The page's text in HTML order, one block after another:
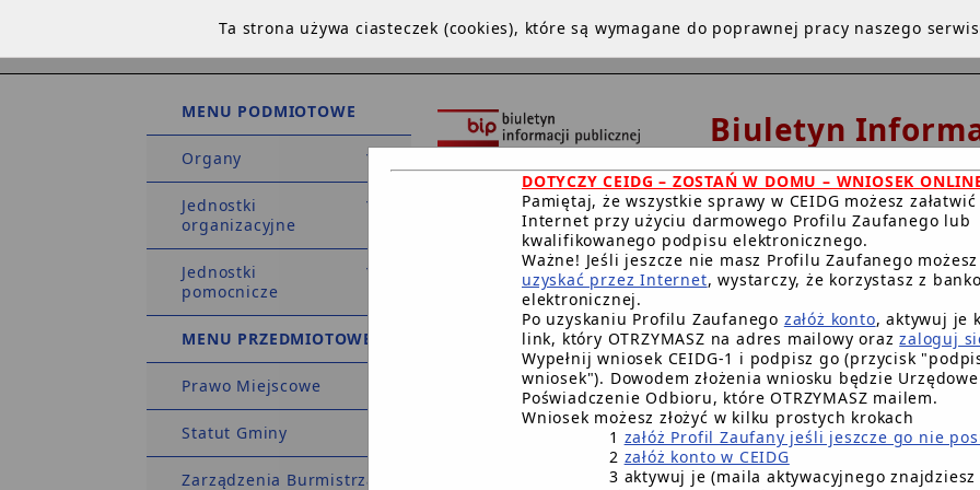
MENU PODMIOTOWE
Organy
Jednostki
organizacyjne
Jednostki
pomocnicze
MENU PRZEDMIOTOWE
Prawo Miejscowe
Statut Gminy
Zarządzenia Burmistrza
Biuletyn
Publicznej
Urząd Miejski w
STRONA GŁÓWNA INSTRUKCJA REDAKCJA WWW
DEKLARACJA DOSTĘPNOŚCI CYFROWEJ
Strona Główna BIP Gminy/Telefony , dane kontaktowe w Urzędzie/
Referat Urzędu Stanu Cywilnego w
Urząd Stanu Cywilnego
Ta strona używa ciasteczek (cookies), które są wymagane do poprawnej pracy naszego
DOTYCZY CEIDG – ZOSTAŃ W DOMU – WNIOSEK
Pamiętaj, że wszystkie sprawy w CEIDG możesz
Internet przy użyciu darmowego Profilu Zaufanego lub
kwalifikowanego podpisu elektronicznego.
Ważne! Jeśli jeszcze nie masz Profilu Zaufanego
uzyskać przez Internet, wystarczy, że korzystasz z
elektronicznej.
Po uzyskaniu Profilu Zaufanego załóż konto, aktywuj je
link, który OTRZYMASZ na adres mailowy orazzaloguj
Wypełnij wniosek CEIDG-1 i podpisz go (przycisk
wniosek"). Dowodem złożenia wniosku będzie Urzędowe
Poświadczenie Odbioru, które OTRZYMASZ mailem.
Wniosek możesz złożyć w kilku prostych krokach
1 załóż Profil Zaufany jeśli jeszcze go nie
2 załóż konto w CEIDG
3 aktywuj je (maila aktywacyjnego znajdziesz